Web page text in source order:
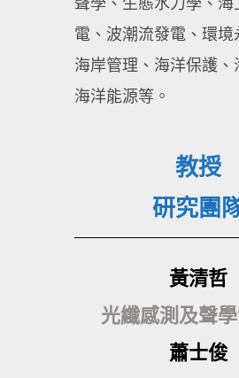
電、波潮流發電、環境
海岸管理、海洋保護、
海洋能源等。
教授
研究團
黃清哲
光纖感測及聲
蕭士俊